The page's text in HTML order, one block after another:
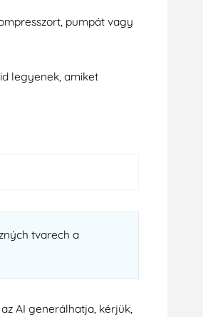
pumpát vagy
legyenek, amiket
tvarech a
AI generálhatja, kérjük,